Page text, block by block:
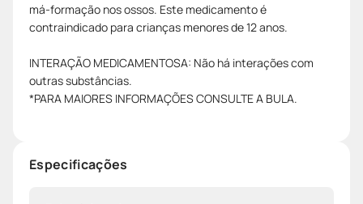
má-formação nos ossos. Este medicamento é
contraindicado para crianças menores de 12 anos.
INTERAÇÃO MEDICAMENTOSA: Não há interações com
outras substâncias.
*PARA MAIORES INFORMAÇÕES CONSULTE A BULA.
Especificações